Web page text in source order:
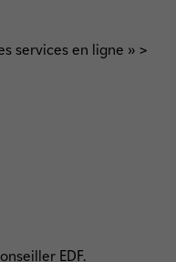
services en ligne » >
EDF.